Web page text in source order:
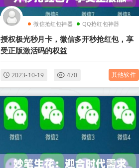
微信抢红包神器 QQ抢红包神器
授权极光秒月卡，微信多开秒抢红包，享
受正版激活码的权益
2023-10-19 470 其他软件